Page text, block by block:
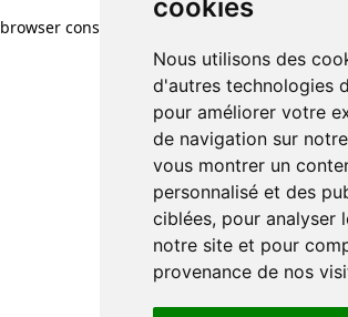
cookies
Nous utilisons des
d'autres technologies
pour améliorer votre
de navigation sur
vous montrer un
personnalisé et des
ciblées, pour analyser
notre site et pour
provenance de nos
browser console for more information)